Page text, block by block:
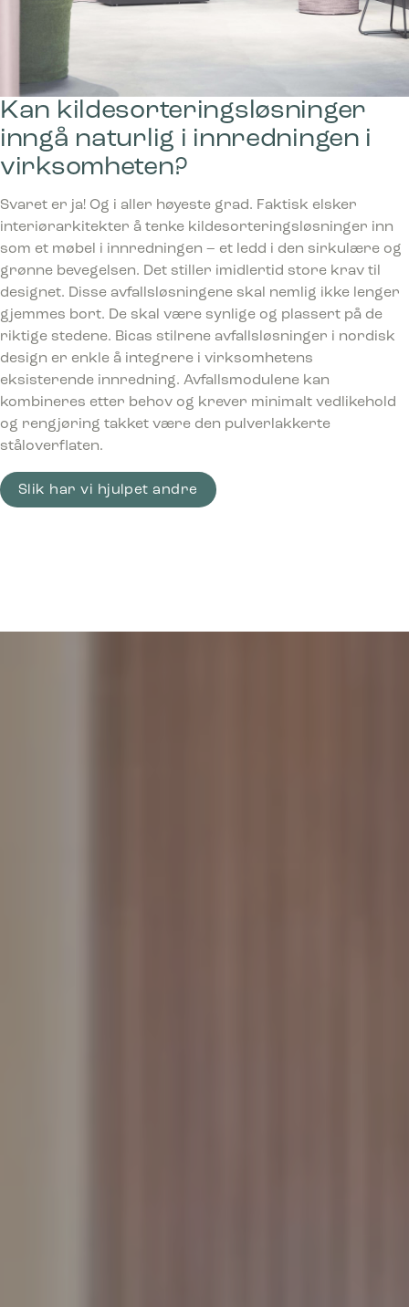
Kan kildesorteringsløsninger
inngå naturlig i innredningen i
virksomheten?
Svaret er ja! Og i aller høyeste grad. Faktisk elsker
interiørarkitekter å tenke kildesorteringsløsninger inn
som et møbel i innredningen – et ledd i den sirkulære og
grønne bevegelsen. Det stiller imidlertid store krav til
designet. Disse avfallsløsningene skal nemlig ikke lenger
gjemmes bort. De skal være synlige og plassert på de
riktige stedene. Bicas stilrene avfallsløsninger i nordisk
design er enkle å integrere i virksomhetens
eksisterende innredning. Avfallsmodulene kan
kombineres etter behov og krever minimalt vedlikehold
og rengjøring takket være den pulverlakkerte
ståloverflaten.
Slik har vi hjulpet andre